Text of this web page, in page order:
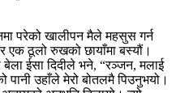
परेको खालीपन मैले महसुस गर्न
एक ठूलो रुखको छायाँमा बस्यौं।
ईसा दिदीले भने, “रञ्जन, मलाई
उहाँले मेरो बोतलमै पिउनुभयो।